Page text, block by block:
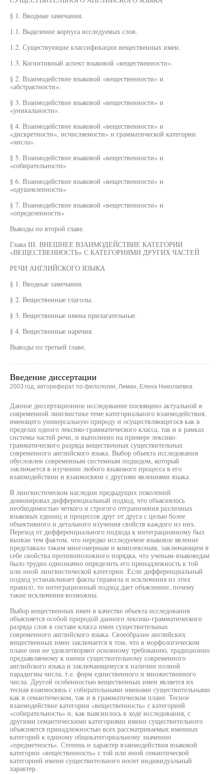
§ 1. Вводные замечания.
1.1. Выделение корпуса исследуемых слов.
1.2. Существующие классификации вещественных имен.
1.3. Когнитивный аспект языковой «вещественности».
§ 2. Взаимодействие языковой «вещественности» и
«абстрактности».
§ 3. Взаимодействие языковой «вещественности» и
«уникальности».
§ 4. Взаимодействие языковой «вещественности» и
«дискретности», исчисляемости» и грамматической категории
«числа».
§ 5. Взаимодействие языковой «вещественности» и
«собирательности»
§ 6. Взаимодействие языковой «вещественности» и
«одушевленности»
§ 7. Взаимодействие языковой «вещественности» и
«определенности»
Выводы по второй главе.
Глава III. ВНЕШНЕЕ ВЗАИМОДЕЙСТВИЕ КАТЕГОРИИ
«ВЕЩЕСТВЕННОСТЬ» С КАТЕГОРИЯМИ ДРУГИХ ЧАСТЕЙ
РЕЧИ АНГЛИЙСКОГО ЯЗЫКА
§ 1. Вводные замечания.
§ 2. Вещественные глаголы.
§ 3. Вещественные имена прилагательные.
§ 4. Вещественные наречия.
Выводы по третьей главе.
Введение диссертации
2003 год, автореферат по филологии, Лиман, Елена Николаевна
Данное диссертационное исследование посвящено актуальной в
современной лингвистике теме категориального взаимодействия,
имеющего универсальную природу и осуществляющегося как в
пределах одного лексико-грамматического класса, так и в рамках
системы частей речи, и выполнено на примере лексико-
грамматического разряда вещественных существительных
современного английского языка. Выбор объекта исследования
обусловлен современным системным подходом, который
заключается в изучении любого языкового процесса в его
взаимодействии и взаимосвязи с другими явлениями языка.
В лингвистическом наследии предыдущих поколений
доминировал дифференциальный подход, что объяснялось
необходимостью четкого и строгого отграничения различных
языковых единиц и процессов друг от друга с целью более
объективного и детального изучения свойств каждого из них.
Переход от дифференциального подхода к интеграционному был
вызван тем фактом, что нередко исследуемое языковое явление
представало таким многомерным и комплексным, заключающим в
себе свойства противоположного порядка, что ученым-языковедам
было трудно однозначно определить его принадлежность к той
или иной лингвистической категории. Если дифференциальный
подход устанавливает факты (правила и исключения из этих
правил), то интеграционный подход дает объяснение, почему
такие исключения возможны.
Выбор вещественных имен в качестве объекта исследования
объясняется особой природой данного лексико-грамматического
разряда слов в составе класса имен существительных
современного английского языка. Своеобразие английских
вещественных имен заключается в том, что в морфологическом
плане они не удовлетворяют основному требованию, традиционно
предъявляемому к имени существительному современного
английского языка и заключающемуся в наличии полной
парадигмы числа, т.е. форм единственного и множественного
числа. Другой особенностью вещественных имен является их
тесная взаимосвязь с собирательными именами существительными
как в семантическом, так и в грамматическом плане. Тесное
взаимодействие категории «вещественность» с категорией
«собирательность» и, как выяснилось в ходе исследования, с
другими семантическими категориями имени существительного
объясняется принадлежностью всех рассматриваемых именных
категорий к единому общекатегориальному значению
«предметность». Степень и характер взаимодействия языковой
категории «вещественность» с той или иной семантической
категорией имени существительного носит индивидуальный
характер.